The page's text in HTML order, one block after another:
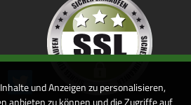
und Anzeigen zu personalisieren,